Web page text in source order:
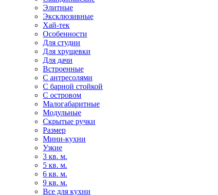
Элитные
Эксклюзивные
Хай-тек
Особенности
Для студии
Для хрущевки
Для дачи
Встроенные
С антресолями
С барной стойкой
С островом
Малогабаритные
Модульные
Скрытые ручки
Размер
Мини-кухни
Узкие
3 кв. м.
5 кв. м.
6 кв. м.
9 кв. м.
Все для кухни